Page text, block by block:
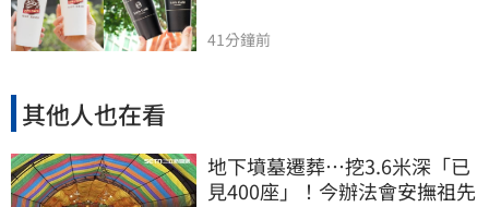
41分鐘前
其他人也在看
地下墳墓遷葬…挖3.6米深「已
見400座」！今辦法會安撫祖先